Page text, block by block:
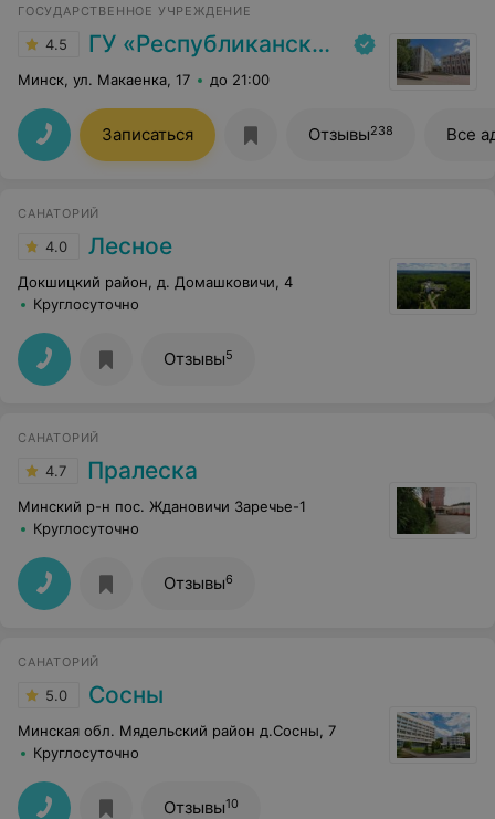
ГОСУДАРСТВЕННОЕ УЧРЕЖДЕНИЕ
4.5 ГУ «Республиканский научно-практический центр медицинской экспертизы и реабилитаци»
Минск, ул. Макаенка, 17 до 21:00
Записаться Отзывы238 Все
САНАТОРИЙ
4.0 Лесное
Докшицкий район, д. Домашковичи, 4
Круглосуточно
Отзывы5
САНАТОРИЙ
4.7 Пралеска
Минский р-н пос. Ждановичи Заречье-1
Круглосуточно
Отзывы6
САНАТОРИЙ
5.0 Сосны
Минская обл. Мядельский район д.Сосны, 7
Круглосуточно
Отзывы10